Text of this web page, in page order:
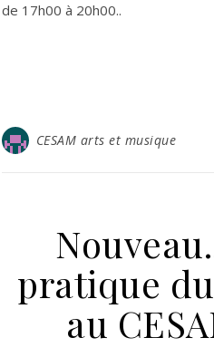
de 17h00 à 20h00..
CESAM arts et musique
pratique
au